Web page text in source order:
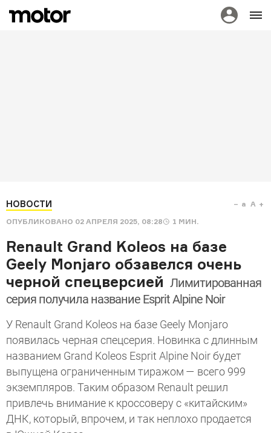
НОВОСТИ
ОПУБЛИКОВАНО 02 АПРЕЛЯ 2025, 08:28 1 МИН.
a A
Renault Grand Koleos на базе
Geely Monjaro обзавелся очень
черной спецверсией Лимитированная
серия получила название Esprit Alpine Noir
У Renault Grand Koleos на базе Geely Monjaro
появилась черная спецсерия. Новинка с длинным
названием Grand Koleos Esprit Alpine Noir будет
выпущена ограниченным тиражом — всего 999
экземпляров. Таким образом Renault решил
привлечь внимание к кроссоверу с «китайским»
ДНК, который, впрочем, и так неплохо продается